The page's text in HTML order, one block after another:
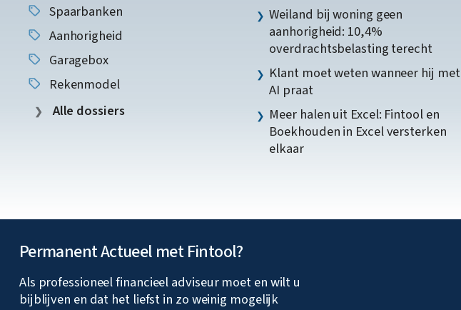
Spaarbanken
Aanhorigheid
Garagebox
Rekenmodel
Alle dossiers
Weiland bij woning geen
aanhorigheid: 10,4%
overdrachtsbelasting terecht
Klant moet weten wanneer hij met
AI praat
Meer halen uit Excel: Fintool en
Boekhouden in Excel versterken
elkaar
Permanent Actueel met Fintool?
Als professioneel financieel adviseur moet en wilt u
bijblijven en dat het liefst in zo weinig mogelijk